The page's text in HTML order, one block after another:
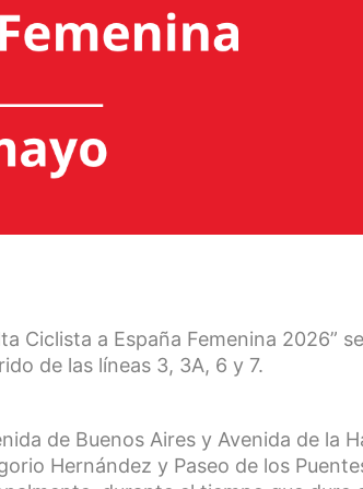
Ciclista a España Femenina 2026” se
de las líneas 3, 3A, 6 y 7.
de Buenos Aires y Avenida de la
Hernández y Paseo de los